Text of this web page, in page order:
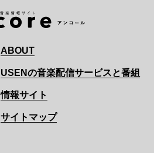
ABOUT
USENの音楽配信サービスと番組
情報サイト
サイトマップ